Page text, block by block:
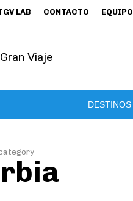
LAB CONTACTO EQUIPO
DESTINOS